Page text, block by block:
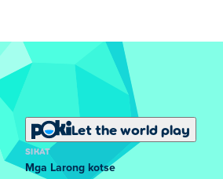
Let the world play
SIKAT
Mga Larong kotse